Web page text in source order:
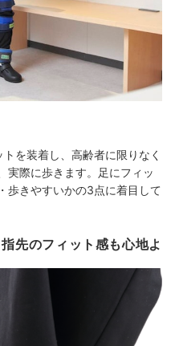
を装着し、高齢者に限りなく
実際に歩きます。足にフィッ
歩きやすいかの3点に着目して
先のフィット感も心地よ